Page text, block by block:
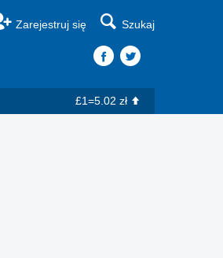
Zarejestruj się Szukaj
£1=5.02 zł